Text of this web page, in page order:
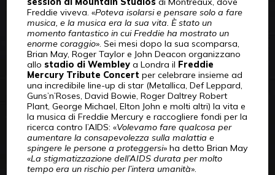
Freddie viveva. «Poteva isolarsi e pensare solo a fare
musica, e la musica era la sua vita. È stato un
momento fantastico in cui Freddie ha mostrato un
enorme coraggio». Sei mesi dopo la sua scomparsa,
Brian May, Roger Taylor e John Deacon organizzano
allo stadio di Wembleya Londra il Freddie
Mercury Tribute Concert per celebrare insieme ad
una incredibile line-up di star (Metallica, Def Leppard,
Guns’n’Roses, David Bowie, Roger Daltrey Robert
Plant, George Michael, Elton John e molti altri) la vita e
la musica di Freddie Mercury e raccogliere fondi per la
ricerca contro l’AIDS: «Volevamo fare qualcosa per
aumentare la consapevolezza sulla malattia e
spingere le persone a proteggersi» ha detto Brian May
«La stigmatizzazione dell’AIDS durata per molto
tempo era un rischio per l’intera umanità».